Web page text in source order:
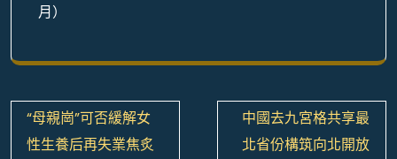
月）
文
章
“母親崗”可否緩解女
性生養后再失業焦炙
中國去九宮格共享最
北省份構筑向北開放